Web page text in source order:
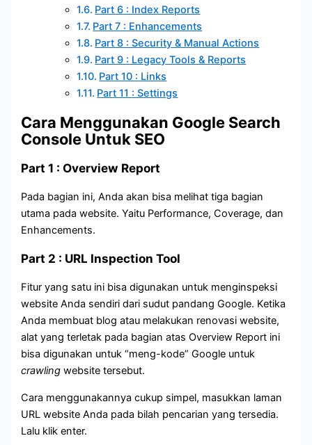
Part 6 : Index Reports
Part 7 : Enhancements
Part 8 : Security & Manual Actions
Part 9 : Legacy Tools & Reports
Part 10 : Links
Part 11 : Settings
Cara Menggunakan Google Search
Console Untuk SEO
Part 1 : Overview Report
Pada bagian ini, Anda akan bisa melihat tiga bagian
utama pada website. Yaitu Performance, Coverage, dan
Enhancements.
Part 2 : URL Inspection Tool
Fitur yang satu ini bisa digunakan untuk menginspeksi
website Anda sendiri dari sudut pandang Google. Ketika
Anda membuat blog atau melakukan renovasi website,
alat yang terletak pada bagian atas Overview Report ini
bisa digunakan untuk “meng-kode” Google untuk
crawlingwebsite tersebut.
Cara menggunakannya cukup simpel, masukkan laman
URL website Anda pada bilah pencarian yang tersedia.
Lalu klik enter.